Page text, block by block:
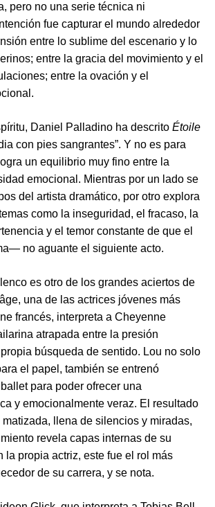
pero no una serie técnica ni
fue capturar el mundo alrededor
entre lo sublime del escenario y lo
entre la gracia del movimiento y el
entre la ovación y el
Daniel Palladino ha descrito Étoile
con pies sangrantes”. Y no es para
un equilibrio muy fino entre la
emocional. Mientras por un lado se
del artista dramático, por otro explora
como la inseguridad, el fracaso, la
y el temor constante de que el
no aguante el siguiente acto.
es otro de los grandes aciertos de
una de las actrices jóvenes más
francés, interpreta a Cheyenne
atrapada entre la presión
búsqueda de sentido. Lou no solo
el papel, también se entrenó
para poder ofrecer una
y emocionalmente veraz. El resultado
llena de silencios y miradas,
revela capas internas de su
la propia actriz, este fue el rol más
de su carrera, y se nota.